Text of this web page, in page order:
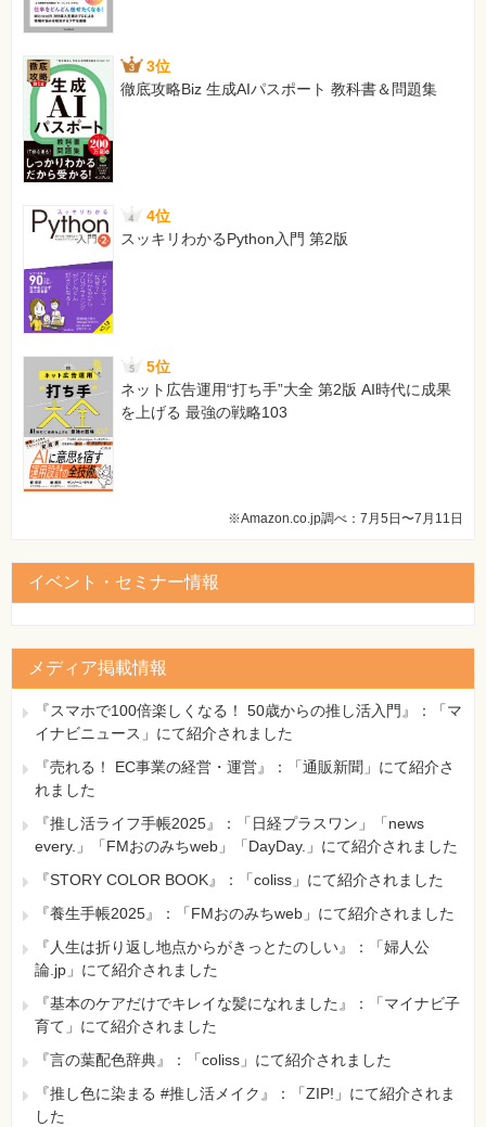
3位
徹底攻略Biz 生成AIパスポート 教科書＆問題集
4位
スッキリわかるPython入門 第2版
5位
ネット広告運用“打ち手”大全 第2版 AI時代に成果
を上げる 最強の戦略103
※Amazon.co.jp調べ：7月5日〜7月11日
イベント・セミナー情報
メディア掲載情報
『スマホで100倍楽しくなる！ 50歳からの推し活入門』：「マ
イナビニュース」にて紹介されました
『売れる！ EC事業の経営・運営』：「通販新聞」にて紹介さ
れました
『推し活ライフ手帳2025』：「日経プラスワン」「news
every.」「FMおのみちweb」「DayDay.」にて紹介されました
『STORY COLOR BOOK』：「coliss」にて紹介されました
『養生手帳2025』：「FMおのみちweb」にて紹介されました
『人生は折り返し地点からがきっとたのしい』：「婦人公
論.jp」にて紹介されました
『基本のケアだけでキレイな髪になれました』：「マイナビ子
育て」にて紹介されました
『言の葉配色辞典』：「coliss」にて紹介されました
『推し色に染まる #推し活メイク』：「ZIP!」にて紹介されま
した